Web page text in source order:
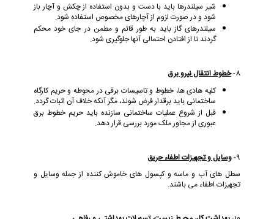
شیر سیلندرها باید با دست و بدون استفاده از چکش و آچار باز
شود و در صورت لزوم از آچارهای مخصوص استفاده شود.
سیلندرهای گاز باید به طور قائم و مطمن در جای خود محکم
گردند تا از افتادن احتمالی آنها جلوگیری شود.
8- خطوط انتقال نیرو برق
کلیه هادی ها، خطوط و تاسیسات برقی در محوطه و حریم کارگاه
ساختمانی باید برقدار فرض شوند، مگر آنکه خلاف آن اثبات گردد.
قبل از شروع عملیات ساختمانی سازنده باید حریم خطوط برق
عبوری از مجاور ملک مورد بررسی قرار دهد.
9- وسایل و تجهیزات اطفاء حریق
سطل های آب و ماسه و کپسول های خاموش کننده از جمله وسایل و
تجهیزات اطفاء می باشند.